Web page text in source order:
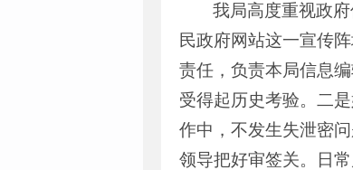
我局高度重视政
民政府网站这一宣传
责任，负责本局信息
受得起历史考验。二
作中，不发生失泄密
领导把好审签关。日